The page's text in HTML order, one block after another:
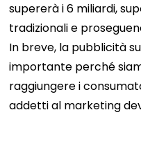
supererà i 6 miliardi,
tradizionali e
In breve, la pubblicità
importante perché
raggiungere i
addetti al marketing